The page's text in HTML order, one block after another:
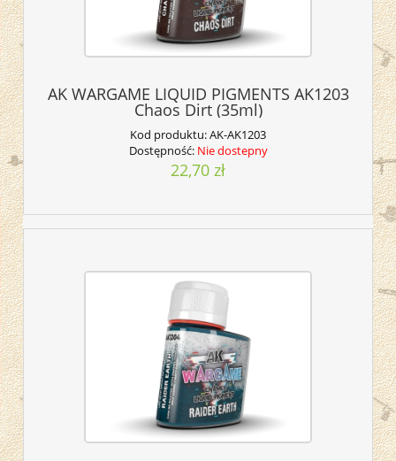
AK WARGAME LIQUID PIGMENTS AK1203
Chaos Dirt (35ml)
Kod produktu:AK-AK1203
Dostępność: Nie dostepny
22,70 zł